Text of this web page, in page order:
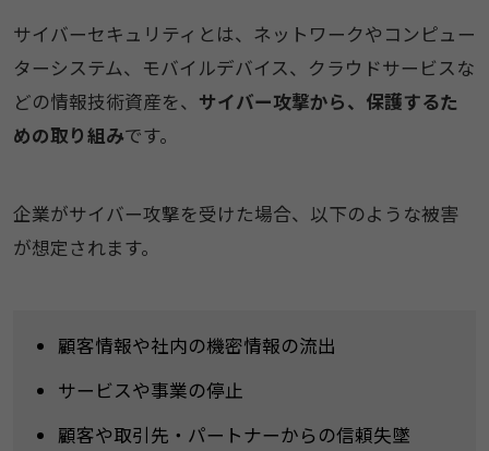
サイバーセキュリティとは、ネットワークやコンピュー
ターシステム、モバイルデバイス、クラウドサービスな
どの情報技術資産を、 サイバー攻撃から、保護するた
めの取り組みです。
企業がサイバー攻撃を受けた場合、以下のような被害
が想定されます。
顧客情報や社内の機密情報の流出
サービスや事業の停止
顧客や取引先・パートナーからの信頼失墜